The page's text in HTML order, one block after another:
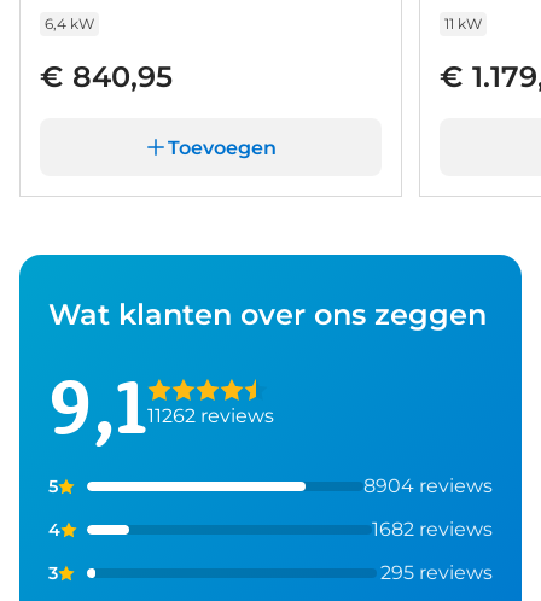
6,4 kW
€ 840,95
Toevoegen
11 kW
€
Wat klanten over ons zeggen
9,111262 reviews
5 8904 reviews
4 1682 reviews
3 295 reviews